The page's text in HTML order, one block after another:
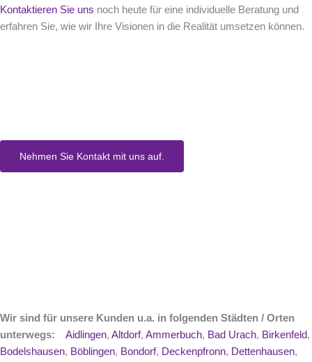
Kontaktieren Sie uns noch heute für eine individuelle Beratung und
erfahren Sie, wie wir Ihre Visionen in die Realität umsetzen können.
Nehmen Sie Kontakt mit uns auf.
Wir sind für unsere Kunden u.a. in folgenden Städten / Orten
unterwegs:
Aidlingen, Altdorf, Ammerbuch, Bad Urach, Birkenfeld,
Bodelshausen, Böblingen, Bondorf, Deckenpfronn, Dettenhausen,